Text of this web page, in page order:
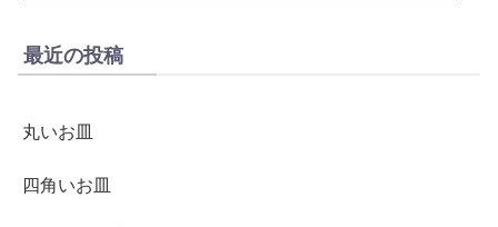
最近の投稿
丸いお皿
四角いお皿